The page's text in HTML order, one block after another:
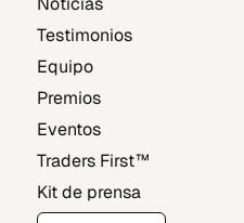
Testimonios
Equipo
Premios
Eventos
Traders First‎™‎
Kit de prensa